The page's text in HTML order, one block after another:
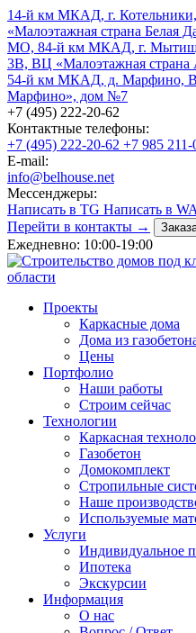
14-й км МКАД, г.
«Малоэтажная страна Белая
МО, 84-й км МКАД, г.
3В, ВЦ «Малоэтажная
54-й км МКАД, д. Марфино,
Марфино», дом №7
+7 (495) 222-20-62
Контактные телефоны:
+7 (495) 222-20-62 +7 985 211-
E-mail:
info@belhouse.net
Мессенджеры:
Написать в TG Написать в WA
Перейти в контакты →
Ежедневно: 10:00-19:00
Проекты
Каркасные дома
Дома из
Цены
Портфолио
Наши работы
Строим сейчас
Технологии
Каркасная
Газобетон
Домокомплект
Стропильные
Наше
Используемые
Услуги
Индивидуальное
Ипотека
Экскурсии
Информация
О нас